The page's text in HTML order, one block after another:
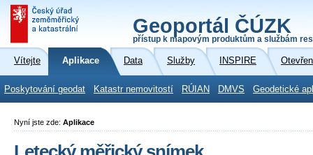
Geoportál ČÚZK
přístup k mapovým produktům a službám
Vítejte Aplikace Data Služby INSPIRE
Poskytování geodat Katastr nemovitostí RÚIAN DMVS Geodetické
Nyní jste zde: Aplikace